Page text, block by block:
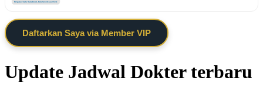
Daftarkan Saya via Member VIP
Update Jadwal Dokter terbaru